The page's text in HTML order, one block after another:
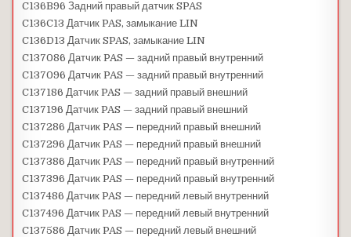
C136B96 Задний правый датчик SPAS
C136C13 Датчик PAS, замыкание LIN
C136D13 Датчик SPAS, замыкание LIN
C137086 Датчик PAS — задний правый внутренний
C137096 Датчик PAS — задний правый внутренний
C137186 Датчик PAS — задний правый внешний
C137196 Датчик PAS — задний правый внешний
C137286 Датчик PAS — передний правый внешний
C137296 Датчик PAS — передний правый внешний
C137386 Датчик PAS — передний правый внутренний
C137396 Датчик PAS — передний правый внутренний
C137486 Датчик PAS — передний левый внутренний
C137496 Датчик PAS — передний левый внутренний
C137586 Датчик PAS — передний левый внешний